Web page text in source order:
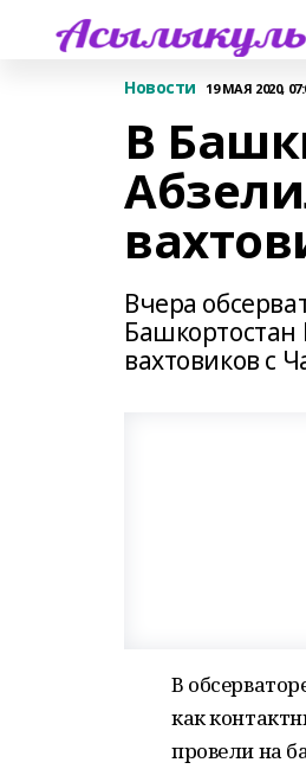
Новости 19 МАЯ 2020,
В
Вчера
Башкортостан
вахтовиков с
В
как
провели на